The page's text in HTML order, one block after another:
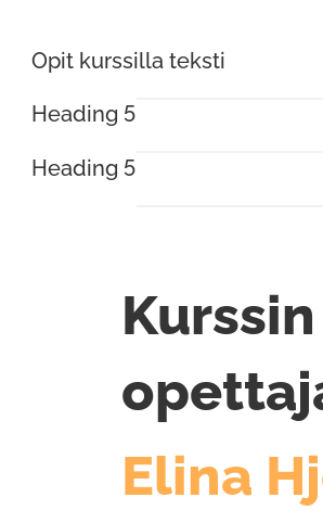
Opit kurssilla teksti
Heading 5
Heading 5
Kurssin
Elina